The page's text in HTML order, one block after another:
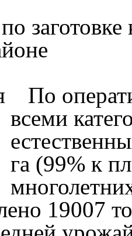
По
всеми
га (99% к
19007